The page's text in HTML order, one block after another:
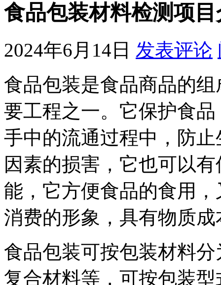
食品包装材料检测项
2024年6月14日 发表评论
食品包装是食品商品的
要工程之一。它保护食
手中的流通过程中，防
因素的损害，它也可以
能，它方便食品的食用
消费的形象，具有物质
食品包装可按包装材料
复合材料等，可按包装